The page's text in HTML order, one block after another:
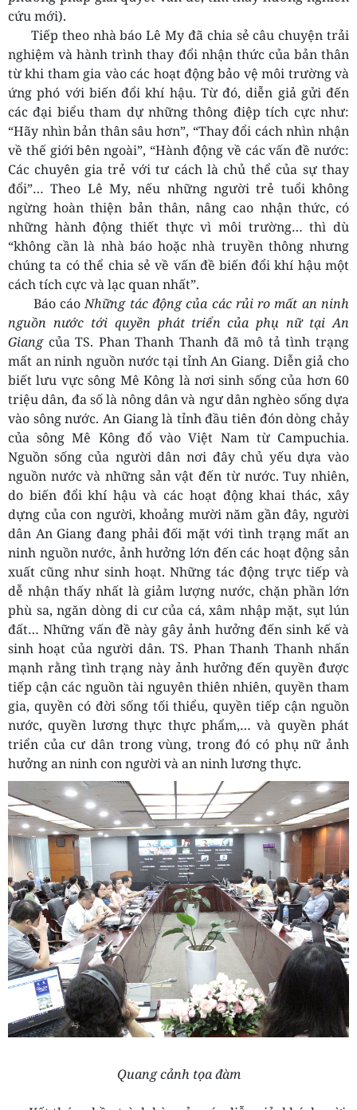
cứu mới).
Tiếp theo nhà báo Lê My đã chia sẻ câu chuyện trải
nghiệm và hành trình thay đổi nhận thức của bản thân
từ khi tham gia vào các hoạt động bảo vệ môi trường và
ứng phó với biến đổi khí hậu. Từ đó, diễn giả gửi đến
các đại biểu tham dự những thông điệp tích cực như:
“Hãy nhìn bản thân sâu hơn”, “Thay đổi cách nhìn nhận
về thế giới bên ngoài”, “Hành động về các vấn đề nước:
Các chuyên gia trẻ với tư cách là chủ thể của sự thay
đổi”… Theo Lê My, nếu những người trẻ tuổi không
ngừng hoàn thiện bản thân, nâng cao nhận thức, có
những hành động thiết thực vì môi trường… thì dù
“không cần là nhà báo hoặc nhà truyền thông nhưng
chúng ta có thể chia sẻ về vấn đề biến đổi khí hậu một
cách tích cực và lạc quan nhất”.
Báo cáoNhững tác động của các rủi ro mất an ninh
nguồn nước tới quyền phát triển của phụ nữ tại An
Giangcủa TS. Phan Thanh Thanh đã mô tả tình trạng
mất an ninh nguồn nước tại tỉnh An Giang. Diễn giả cho
biết lưu vực sông Mê Kông là nơi sinh sống của hơn 60
triệu dân, đa số là nông dân và ngư dân nghèo sống dựa
vào sông nước. An Giang là tỉnh đầu tiên đón dòng chảy
của sông Mê Kông đổ vào Việt Nam từ Campuchia.
Nguồn sống của người dân nơi đây chủ yếu dựa vào
nguồn nước và những sản vật đến từ nước. Tuy nhiên,
do biến đổi khí hậu và các hoạt động khai thác, xây
dựng của con người, khoảng mười năm gần đây, người
dân An Giang đang phải đối mặt với tình trạng mất an
ninh nguồn nước, ảnh hưởng lớn đến các hoạt động sản
xuất cũng như sinh hoạt. Những tác động trực tiếp và
dễ nhận thấy nhất là giảm lượng nước, chặn phần lớn
phù sa, ngăn dòng di cư của cá, xâm nhập mặt, sụt lún
đất… Những vấn đề này gây ảnh hưởng đến sinh kế và
sinh hoạt của người dân. TS. Phan Thanh Thanh nhấn
mạnh rằng tình trạng này ảnh hưởng đến quyền được
tiếp cận các nguồn tài nguyên thiên nhiên, quyền tham
gia, quyền có đời sống tối thiểu, quyền tiếp cận nguồn
nước, quyền lương thực thực phẩm,… và quyền phát
triển của cư dân trong vùng, trong đó có phụ nữ ảnh
hưởng an ninh con người và an ninh lương thực.
Quang cảnh tọa đàm